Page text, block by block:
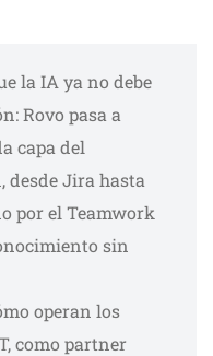
la IA ya no debe
Rovo pasa a
capa del
desde Jira hasta
por el Teamwork
sin
operan los
como partner